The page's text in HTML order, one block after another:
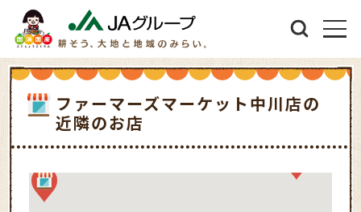
ファーマーズマーケット中川店の
近隣のお店